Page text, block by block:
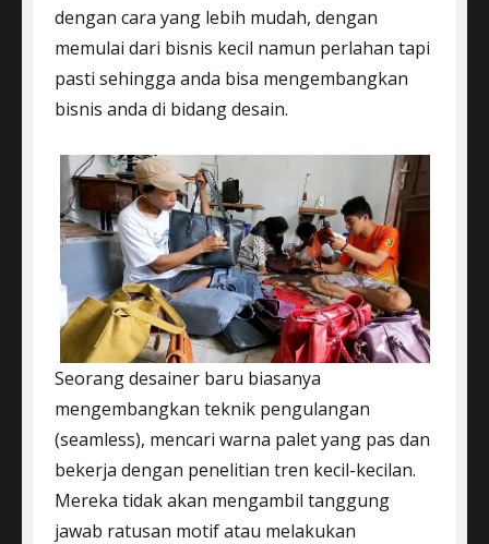
dengan cara yang lebih mudah, dengan
memulai dari bisnis kecil namun perlahan tapi
pasti sehingga anda bisa mengembangkan
bisnis anda di bidang desain.
Seorang desainer baru biasanya
mengembangkan teknik pengulangan
(seamless), mencari warna palet yang pas dan
bekerja dengan penelitian tren kecil-kecilan.
Mereka tidak akan mengambil tanggung
jawab ratusan motif atau melakukan